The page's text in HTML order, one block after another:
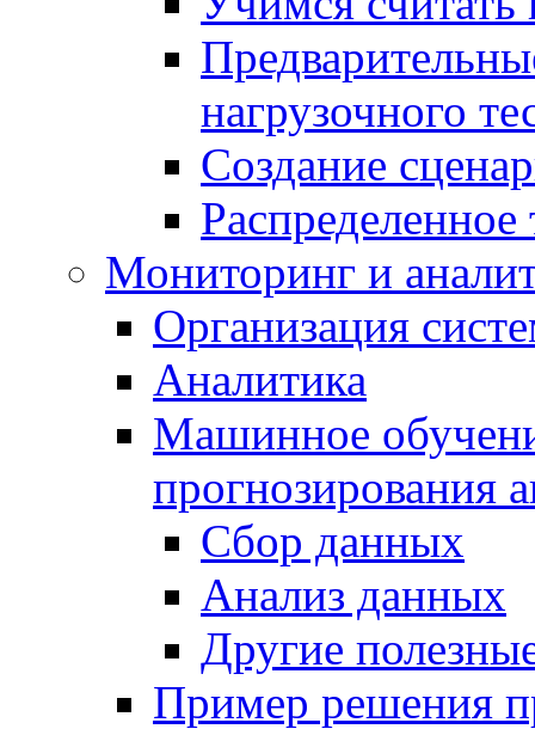
нагрузочного
Создание
Распределенное
Мониторинг и
Организация
Аналитика
Машинное
прогнозирования
Сбор данных
Анализ данных
Другие
Пример решения